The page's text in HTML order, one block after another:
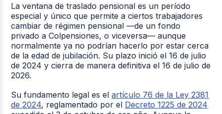
La ventana de traslado pensional es un período
especial y único que permite a ciertos trabajadores
cambiar de régimen pensional —de un fondo
privado a Colpensiones, o viceversa— aunque
normalmente ya no podrían hacerlo por estar cerca
de la edad de jubilación. Su plazo inició el16 de julio
de 2024 y cierra de manera definitiva el16 de julio de
2026.
Su fundamento legal es elartículo 76 de la Ley 2381
de 2024, reglamentado por el Decreto 1225 de 2024